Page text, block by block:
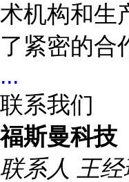
术机构和生
了紧密的合
...
联系我们
福斯曼科技
联系人 王